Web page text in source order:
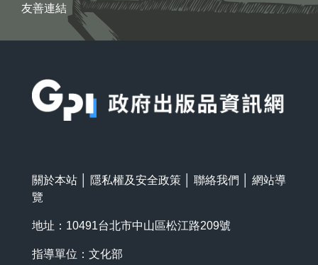
友善連結
關於本站 隱私權及安全政策 聯絡我們
網站導
覽
地址：10491台北市中山區松江路209號
指導單位：文化部